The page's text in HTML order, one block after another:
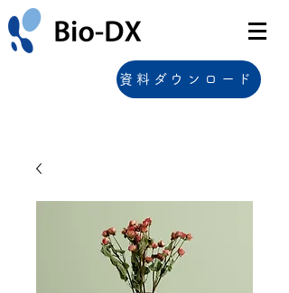
資料ダウンロード